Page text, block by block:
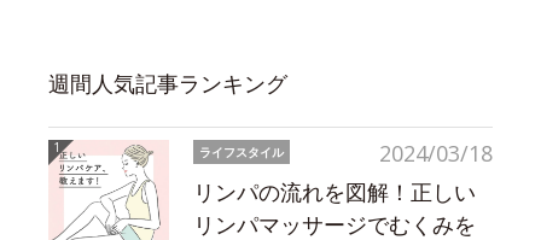
週間人気記事ランキング
2024/03/18
ライフスタイル
リンパの流れを図解！正しい
リンパマッサージでむくみを